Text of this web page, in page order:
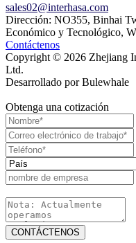
sales02@interhasa.com
Dirección: NO355, Binhai
Económico y Tecnológico,
Contáctenos
Copyright © 2026 Zhejiang
Ltd.
Desarrollado por Bulewhale
Obtenga una cotización
CONTÁCTENOS